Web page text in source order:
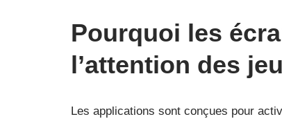
Pourquoi les
l’attention des
Les applications sont conçues pour